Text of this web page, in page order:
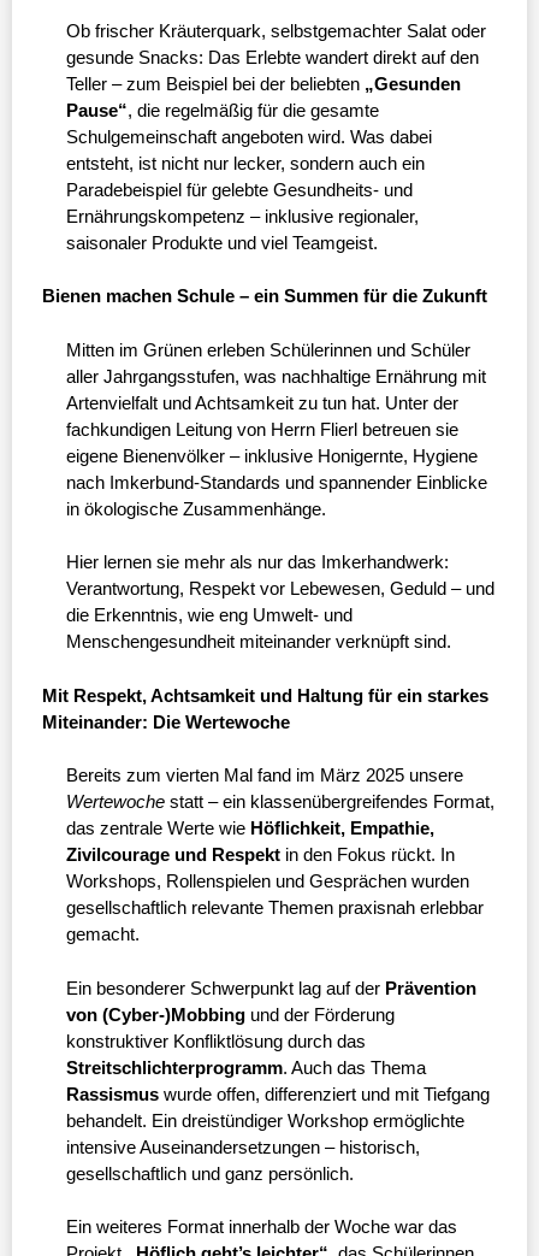
Ob frischer Kräuterquark, selbstgemachter Salat oder
gesunde Snacks: Das Erlebte wandert direkt auf den
Teller – zum Beispiel bei der beliebten „Gesunden
Pause“, die regelmäßig für die gesamte
Schulgemeinschaft angeboten wird. Was dabei
entsteht, ist nicht nur lecker, sondern auch ein
Paradebeispiel für gelebte Gesundheits- und
Ernährungskompetenz – inklusive regionaler,
saisonaler Produkte und viel Teamgeist.
Bienen machen Schule – ein Summen für die Zukunft
Mitten im Grünen erleben Schülerinnen und Schüler
aller Jahrgangsstufen, was nachhaltige Ernährung mit
Artenvielfalt und Achtsamkeit zu tun hat. Unter der
fachkundigen Leitung von Herrn Flierl betreuen sie
eigene Bienenvölker – inklusive Honigernte, Hygiene
nach Imkerbund-Standards und spannender Einblicke
in ökologische Zusammenhänge.
Hier lernen sie mehr als nur das Imkerhandwerk:
Verantwortung, Respekt vor Lebewesen, Geduld – und
die Erkenntnis, wie eng Umwelt- und
Menschengesundheit miteinander verknüpft sind.
Mit Respekt, Achtsamkeit und Haltung für ein starkes
Miteinander: Die Wertewoche
Bereits zum vierten Mal fand im März 2025 unsere
Wertewoche statt – ein klassenübergreifendes Format,
das zentrale Werte wie Höflichkeit, Empathie,
Zivilcourage und Respekt in den Fokus rückt. In
Workshops, Rollenspielen und Gesprächen wurden
gesellschaftlich relevante Themen praxisnah erlebbar
gemacht.
Ein besonderer Schwerpunkt lag auf der Prävention
von (Cyber-)Mobbing und der Förderung
konstruktiver Konfliktlösung durch das
Streitschlichterprogramm. Auch das Thema
Rassismus wurde offen, differenziert und mit Tiefgang
behandelt. Ein dreistündiger Workshop ermöglichte
intensive Auseinandersetzungen – historisch,
gesellschaftlich und ganz persönlich.
Ein weiteres Format innerhalb der Woche war das